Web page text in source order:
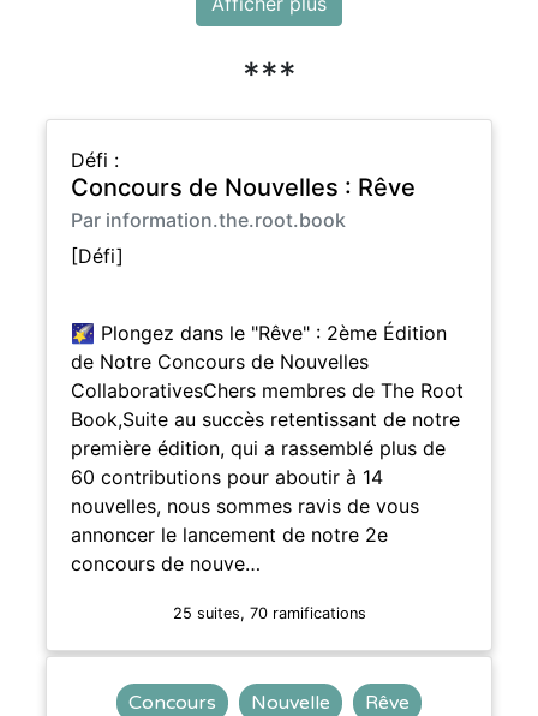
***
Défi :
Concours de Nouvelles : Rêve
Par information.the.root.book
[Défi]
🌠 Plongez dans le "Rêve" : 2ème Édition
de Notre Concours de Nouvelles
CollaborativesChers membres de The Root
Book,Suite au succès retentissant de notre
première édition, qui a rassemblé plus de
60 contributions pour aboutir à 14
nouvelles, nous sommes ravis de vous
annoncer le lancement de notre 2e
concours de nouve…
25 suites, 70 ramifications
Concours Nouvelle
Rêve